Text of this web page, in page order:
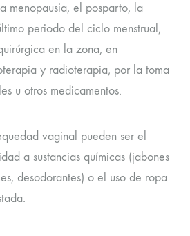
menopausia, el posparto, la
periodo del ciclo menstrual,
en la zona, en
y radioterapia, por la toma
u otros medicamentos.
vaginal pueden ser el
a sustancias químicas (jabones
desodorantes) o el uso de ropa